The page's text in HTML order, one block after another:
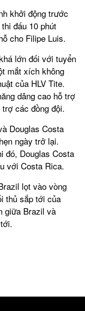
khởi động trước
đấu 10 phút
cho Filipe Luis.
lớn đối với tuyển
mắt xích không
của HLV Tite.
dâng cao hỗ trợ
các đồng đội.
Douglas Costa
ngày trở lại.
đó, Douglas Costa
với Costa Rica.
lọt vào vòng
thủ sắp tới của
giữa Brazil và